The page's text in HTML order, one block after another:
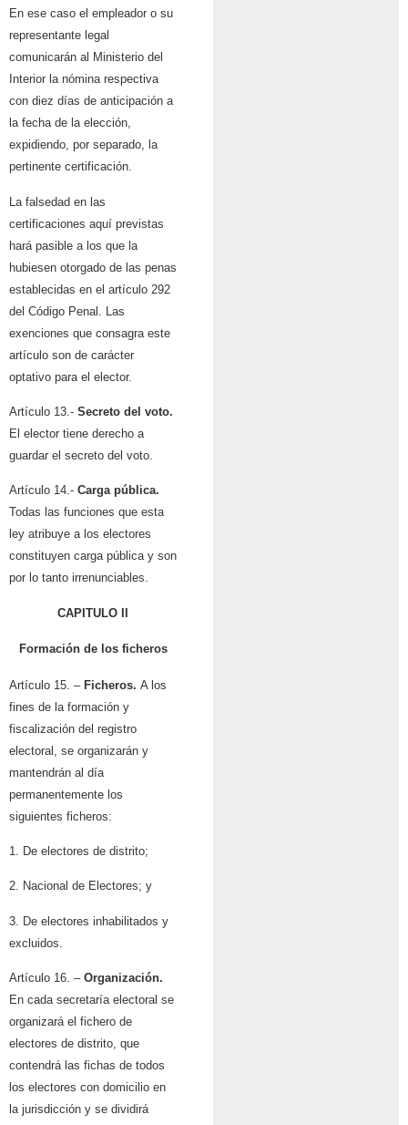
En ese caso el empleador o su
representante legal
comunicarán al Ministerio del
Interior la nómina respectiva
con diez días de anticipación a
la fecha de la elección,
expidiendo, por separado, la
pertinente certificación.
La falsedad en las
certificaciones aquí previstas
hará pasible a los que la
hubiesen otorgado de las penas
establecidas en el artículo 292
del Código Penal. Las
exenciones que consagra este
artículo son de carácter
optativo para el elector.
Artículo 13.- Secreto del voto.
El elector tiene derecho a
guardar el secreto del voto.
Artículo 14.- Carga pública.
Todas las funciones que esta
ley atribuye a los electores
constituyen carga pública y son
por lo tanto irrenunciables.
CAPITULO II
Formación de los ficheros
Artículo 15. – Ficheros. A los
fines de la formación y
fiscalización del registro
electoral, se organizarán y
mantendrán al día
permanentemente los
siguientes ficheros:
1. De electores de distrito;
2. Nacional de Electores; y
3. De electores inhabilitados y
excluidos.
Artículo 16. – Organización.
En cada secretaría electoral se
organizará el fichero de
electores de distrito, que
contendrá las fichas de todos
los electores con domicilio en
la jurisdicción y se dividirá